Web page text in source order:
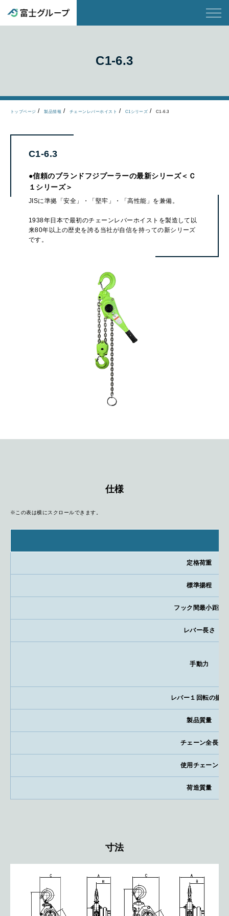
C1-6.3
トップページ 製品情報 チェーンレバーホイスト C1シリーズ C1-6.3
C1-6.3
●信頼のブランドフジプーラーの最新シリーズ＜Ｃ
１シリーズ＞
JISに準拠「安全」・「堅牢」・「高性能」を兼備。
1938年日本で最初のチェーンレバーホイストを製造して以
来80年以上の歴史を誇る当社が自信を持っての新シリーズ
です。
仕様
※この表は横にスクロールできます。
定格荷重
標準揚程
フック間最小距離
レバー長さ
手動力
レバー１回転の揚程
製品質量
チェーン全長
使用チェーン
荷造質量
寸法